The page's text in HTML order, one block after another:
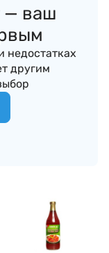
— ваш
недостатках
другим